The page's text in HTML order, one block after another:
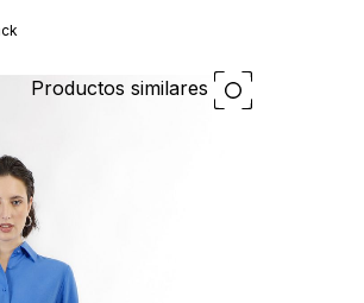
Productos similares